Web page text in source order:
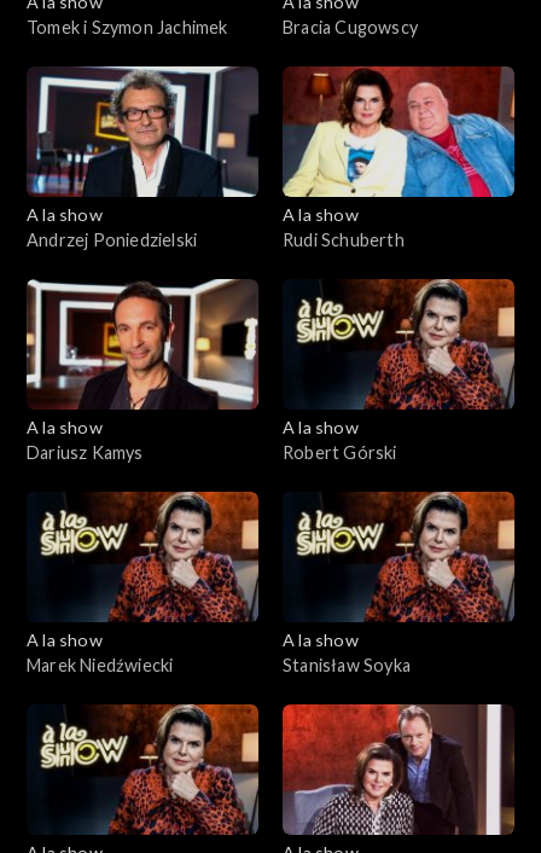
Tomek i Szymon Jachimek
Bracia Cugowscy
A la show
Andrzej Poniedzielski
A la show
Rudi Schuberth
A la show
Dariusz Kamys
A la show
Robert Górski
A la show
Marek Niedźwiecki
A la show
Stanisław Soyka